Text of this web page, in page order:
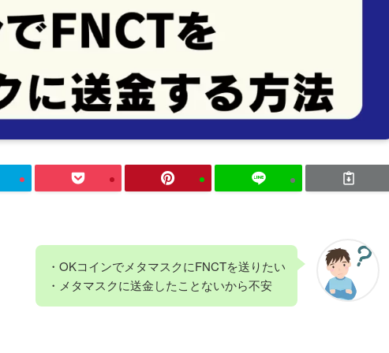
・OKコインでメタマスクにFNCTを送りたい
・メタマスクに送金したことないから不安